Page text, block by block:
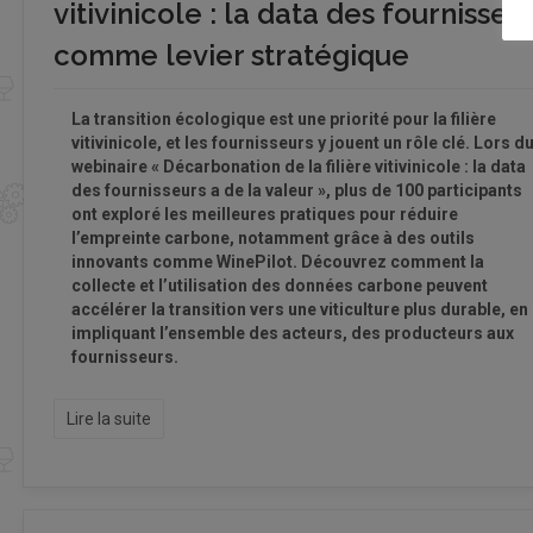
vitivinicole : la data des
comme levier stratégique
La transition écologique est une priorité pour la filière
vitivinicole, et les fournisseurs y jouent un rôle clé. Lors du
webinaire « Décarbonation de la filière vitivinicole : la data
des fournisseurs a de la valeur », plus de 100 participants
ont exploré les meilleures pratiques pour réduire
l’empreinte carbone, notamment grâce à des outils
innovants comme WinePilot. Découvrez comment la
collecte et l’utilisation des données carbone peuvent
accélérer la transition vers une viticulture plus durable, en
impliquant l’ensemble des acteurs, des producteurs aux
fournisseurs.
Lire la suite